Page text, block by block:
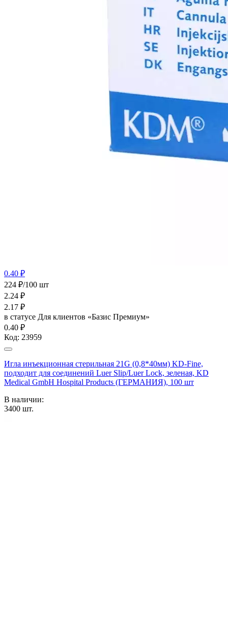
0.40 ₽
224 ₽/100 шт
2.24 ₽
2.17 ₽
в статусе Для клиентов «Базис Премиум»
0.40 ₽
Код: 23959
Игла инъекционная стерильная 21G (0,8*40мм) KD-Fine,
подходит для соединений Luer Slip/Luer Lock, зеленая, KD
Medical GmbH Hospital Products (ГЕРМАНИЯ), 100 шт
В наличии:
3400 шт.